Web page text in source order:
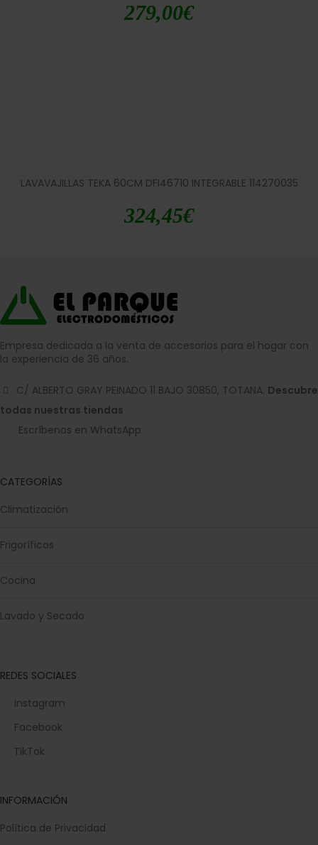
279,00€
LAVAVAJILLAS TEKA 60CM DFI46710 INTEGRABLE 114270035
324,45€
Empresa dedicada a la venta de accesorios para el hogar con
la experiencia de 36 años.
C/ ALBERTO GRAY PEINADO 11 BAJO 30850, TOTANA. Descubre
todas nuestras tiendas
Escríbenos en WhatsApp
CATEGORÍAS
Climatización
Frigoríficos
Cocina
Lavado y Secado
REDES SOCIALES
Instagram
Facebook
TikTok
INFORMACIÓN
Política de Privacidad